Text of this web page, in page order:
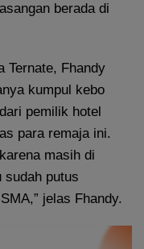
berada di
Ternate, Fhandy
kumpul kebo
pemilik hotel
para remaja ini.
masih di
sudah putus
jelas Fhandy.